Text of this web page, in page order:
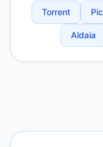
Torrent
Aldaia